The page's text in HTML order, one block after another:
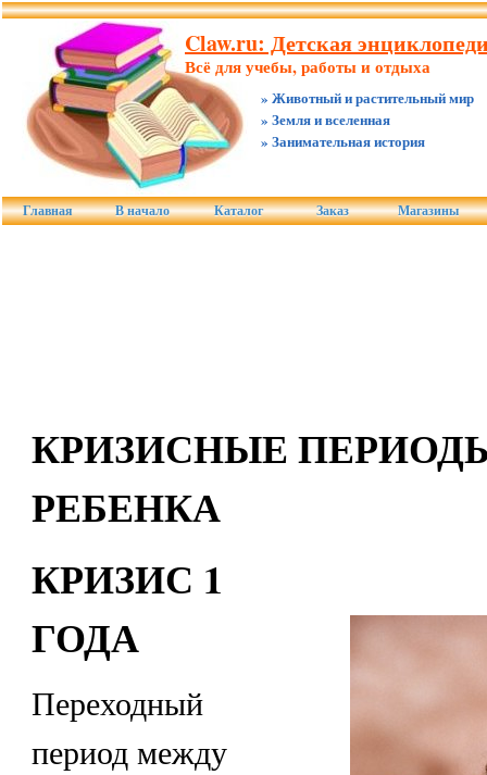
Claw.ru: Детская
Всё для учебы, работы и отдыха
» Животный и растительный мир
» Земля и вселенная
» Занимательная история
Главная В начало Каталог Заказ Магазины
КРИЗИСНЫЕ
РЕБЕНКА
КРИЗИС 1
ГОДА
Переходный
период между